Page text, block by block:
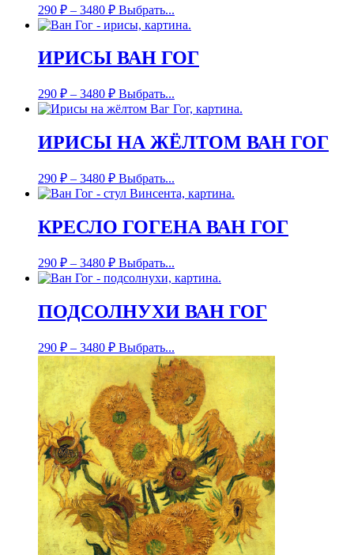
290 ₽ – 3480 ₽ Выбрать...
ИРИСЫ ВАН ГОГ
290 ₽ – 3480 ₽ Выбрать...
ИРИСЫ НА ЖЁЛТОМ ВАН ГОГ
290 ₽ – 3480 ₽ Выбрать...
КРЕСЛО ГОГЕНА ВАН ГОГ
290 ₽ – 3480 ₽ Выбрать...
ПОДСОЛНУХИ ВАН ГОГ
290 ₽ – 3480 ₽ Выбрать...